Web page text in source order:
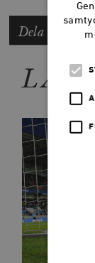
Dela artikeln
LÄS